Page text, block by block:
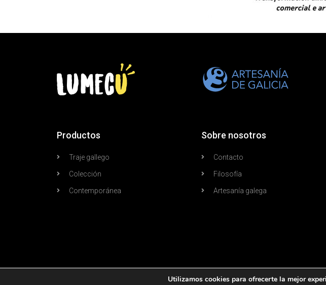
Productos
Traje gallego
Colección
Contemporánea
Sobre nosotros
Contacto
Filosofía
Artesanía galega
Utilizamos cookies para ofrecerte la mejor